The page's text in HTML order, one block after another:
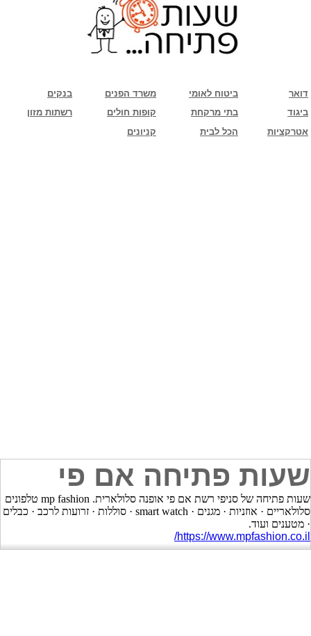
בנקים משרד הפנים ביטוח לאומי
דואר
רשתות מזון
קופות חולים בתי מרקחת
ביגוד
קניונים
הכל לבית אטרקציות
שעות פתיחה אם פי
שעות פתיחה של סניפי רשת אם פי אופנה סלולארית. mp fashion טלפונים
סלולאריים · אוזניות · מגנים · smart watch · סוללות · זרועות לרכב · כבלים
· מטענים ועוד.
https://www.mpfashion.co.il/